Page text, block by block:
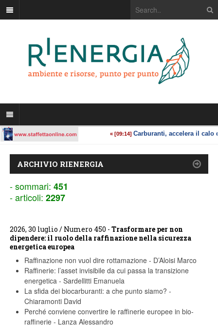
ARCHIVIO RIENERGIA
- sommari: 451
- articoli: 2297
2026, 30 luglio / Numero 450 - Trasformare per non
dipendere: il ruolo della raffinazione nella sicurezza
energetica europea
Raffinazione non vuol dire rottamazione - D’Aloisi Marco
Raffinerie: l’asset invisibile da cui passa la transizione
energetica - Sardellitti Emanuela
La sfida dei biocarburanti: a che punto siamo? -
Chiaramonti David
Perché conviene convertire le raffinerie europee in bio-
raffinerie - Lanza Alessandro